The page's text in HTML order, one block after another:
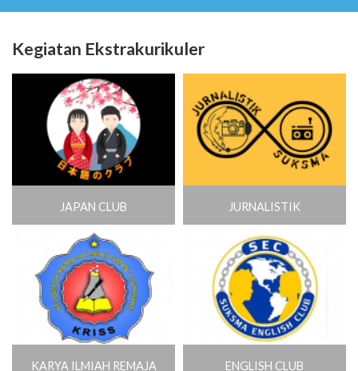
Kegiatan Ekstrakurikuler
JAPAN CLUB JURNALISTIK
KARYA ILMIAH REMAJA ENGLISH CLUB